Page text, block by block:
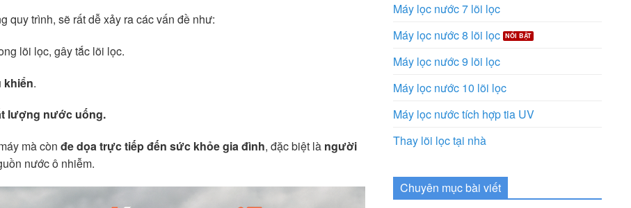
quy trình, sẽ rất dễ xảy ra các vấn đề như:
lõi lọc, gây tắc lõi lọc.
khiển.
lượng nước uống.
mà còn đe dọa trực tiếp đến sức khỏe gia đình, đặc biệt là người
nước ô nhiễm.
Máy lọc nước 7 lõi lọc
Máy lọc nước 8 lõi lọc
Máy lọc nước 9 lõi lọc
Máy lọc nước 10 lõi lọc
Máy lọc nước tích hợp tia UV
Thay lõi lọc tại nhà
Chuyên mục bài viết